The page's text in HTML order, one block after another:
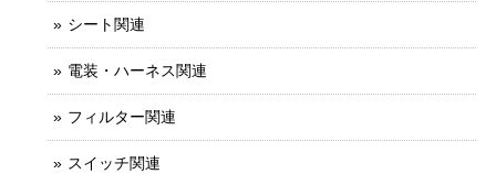
シート関連
電装・ハーネス関連
フィルター関連
スイッチ関連